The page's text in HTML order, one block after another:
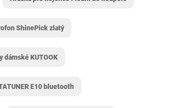
ShinePick zlatý
KUTOOK
E10 bluetooth